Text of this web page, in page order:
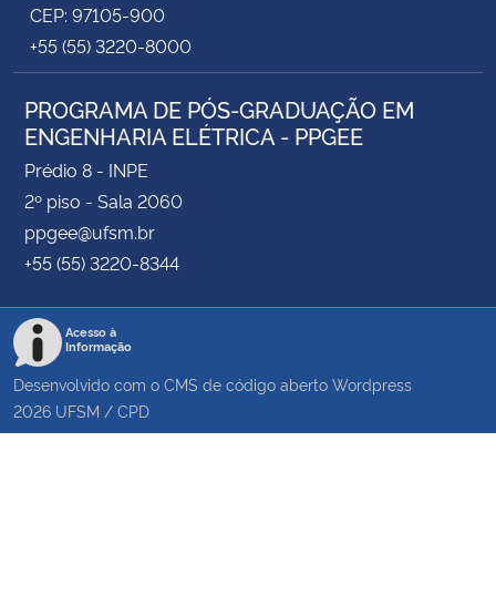
CEP: 97105-900
+55 (55) 3220-8000
PROGRAMA DE PÓS-GRADUAÇÃO EM
ENGENHARIA ELÉTRICA - PPGEE
Prédio 8 - INPE
2º piso - Sala 2060
ppgee@ufsm.br
+55 (55) 3220-8344
Acesso à
Informação
Desenvolvido com o CMS de código aberto Wordpress
2026 UFSM / CPD